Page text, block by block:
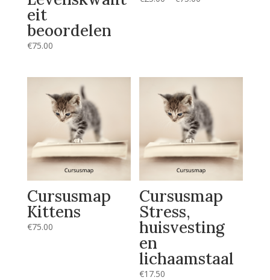
eit
beoordelen
€75.00
Cursusmap
Kittens
€75.00
Cursusmap
Stress,
huisvesting
en
lichaamstaal
€17.50